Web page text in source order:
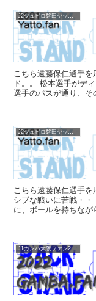
J2ジュビロ磐田ヤットファン2021
こちら遠藤保仁選手
ド。。 松本選手がデ
選手のパスが通り、
J2ジュビロ磐田ヤットファン2021
こちら遠藤保仁選手
シブな戦いに苦戦・
に、ボールを持ちな
J1ガンバ大阪ファン2022